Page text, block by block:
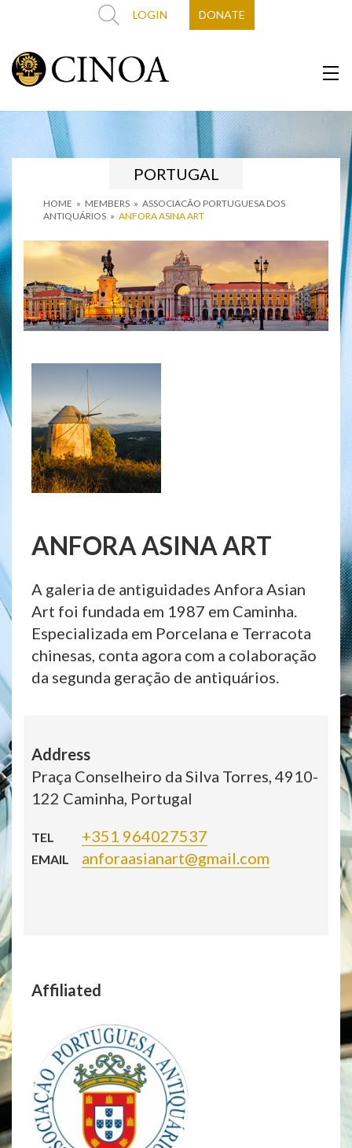
LOGIN DONATE
HOME » MEMBERS » ASSOCIACÃO PORTUGUESA DOS
ANTIQUÁRIOS » ANFORA ASINA ART
PORTUGAL
ANFORA ASINA ART
A galeria de antiguidades Anfora Asian
Art foi fundada em 1987 em Caminha.
Especializada em Porcelana e Terracota
chinesas, conta agora com a colaboração
da segunda geração de antiquários.
Address
Praça Conselheiro da Silva Torres, 4910-
122 Caminha, Portugal
TEL +351 964027537
EMAIL anforaasianart@gmail.com
Affiliated